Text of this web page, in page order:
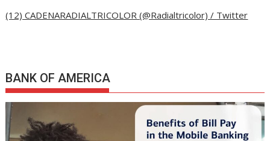
(12) CADENARADIALTRICOLOR (@Radialtricolor) / Twitter
BANK OF AMERICA